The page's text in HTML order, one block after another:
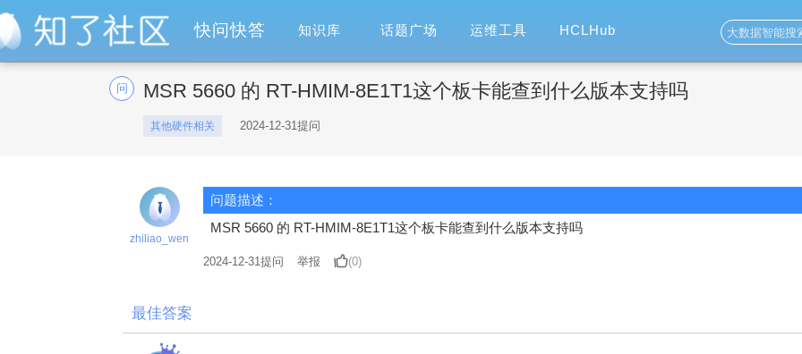
快问快答 知识库 话题广场 运维工具 HCLHub
问 MSR 5660 的 RT-HMIM-8E1T1这个板卡能查到什么版本支持吗
其他硬件相关 2024-12-31提问
zhiliao_wen
问题描述：
MSR 5660 的 RT-HMIM-8E1T1这个板卡能查到什么版本支持吗
2024-12-31提问 举报 (0)
最佳答案